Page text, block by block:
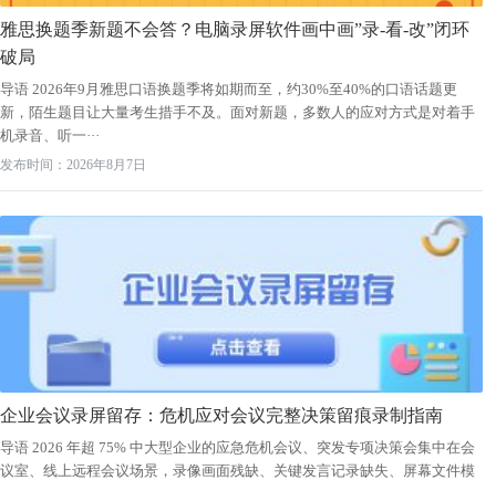
雅思换题季新题不会答？电脑录屏软件画中画”录-看-改”闭环
破局
导语 2026年9月雅思口语换题季将如期而至，约30%至40%的口语话题更
新，陌生题目让大量考生措手不及。面对新题，多数人的应对方式是对着手
机录音、听一···
发布时间：2026年8月7日
企业会议录屏留存：危机应对会议完整决策留痕录制指南
导语 2026 年超 75% 中大型企业的应急危机会议、突发专项决策会集中在会
议室、线上远程会议场景，录像画面残缺、关键发言记录缺失、屏幕文件模